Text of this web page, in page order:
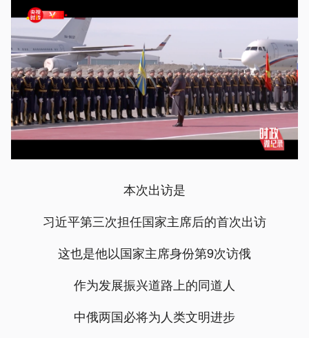
本次出访是
习近平第三次担任国家主席后的首次出访
这也是他以国家主席身份第9次访俄
作为发展振兴道路上的同道人
中俄两国必将为人类文明进步